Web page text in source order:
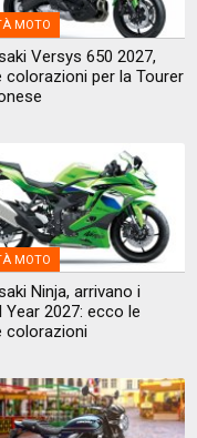
MOTO
Versys 650 2027,
colorazioni per la Tourer
MOTO
Ninja, arrivano i
Year 2027: ecco le
colorazioni